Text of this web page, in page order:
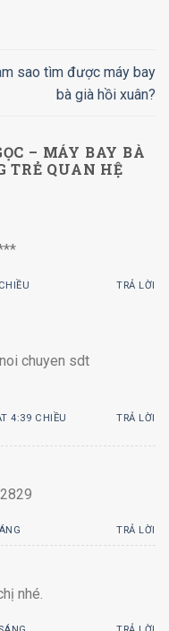
sao tìm được máy bay
bà già hồi xuân?
– MÁY BAY BÀ
QUAN HỆ
TRẢ LỜI
chuyen sdt
4:39 CHIỀU TRẢ LỜI
TRẢ LỜI
nhé.